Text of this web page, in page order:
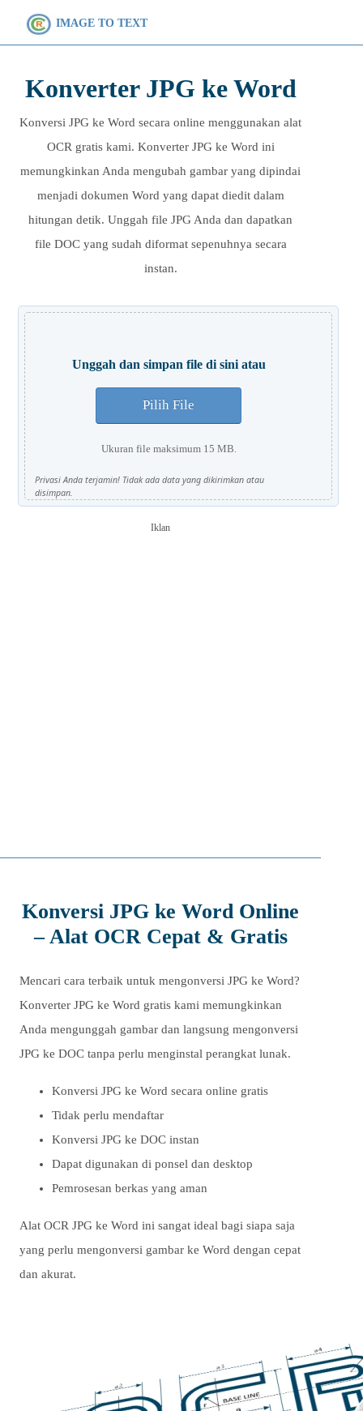
IMAGE TO TEXT
Konverter JPG ke Word
Konversi JPG ke Word secara online menggunakan alat
OCR gratis kami. Konverter JPG ke Word ini
memungkinkan Anda mengubah gambar yang dipindai
menjadi dokumen Word yang dapat diedit dalam
hitungan detik. Unggah file JPG Anda dan dapatkan
file DOC yang sudah diformat sepenuhnya secara
instan.
Unggah dan simpan file di sini atau
Pilih File
Ukuran file maksimum 15 MB.
Privasi Anda terjamin! Tidak ada data yang dikirimkan atau
disimpan.
Iklan
Konversi JPG ke Word Online
– Alat OCR Cepat & Gratis
Mencari cara terbaik untuk mengonversi JPG ke Word?
Konverter JPG ke Word gratis kami memungkinkan
Anda mengunggah gambar dan langsung mengonversi
JPG ke DOC tanpa perlu menginstal perangkat lunak.
Konversi JPG ke Word secara online gratis
Tidak perlu mendaftar
Konversi JPG ke DOC instan
Dapat digunakan di ponsel dan desktop
Pemrosesan berkas yang aman
Alat OCR JPG ke Word ini sangat ideal bagi siapa saja
yang perlu mengonversi gambar ke Word dengan cepat
dan akurat.